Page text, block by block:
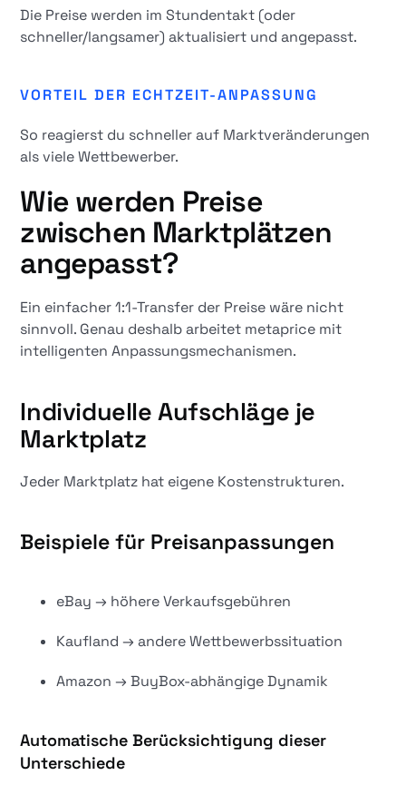
Die Preise werden im Stundentakt (oder
schneller/langsamer) aktualisiert und angepasst.
VORTEIL DER ECHTZEIT-ANPASSUNG
So reagierst du schneller auf Marktveränderungen
als viele Wettbewerber.
Wie werden Preise
zwischen Marktplätzen
angepasst?
Ein einfacher 1:1-Transfer der Preise wäre nicht
sinnvoll. Genau deshalb arbeitet metaprice mit
intelligenten Anpassungsmechanismen.
Individuelle Aufschläge je
Marktplatz
Jeder Marktplatz hat eigene Kostenstrukturen.
Beispiele für Preisanpassungen
eBay → höhere Verkaufsgebühren
Kaufland → andere Wettbewerbssituation
Amazon → BuyBox-abhängige Dynamik
Automatische Berücksichtigung dieser
Unterschiede